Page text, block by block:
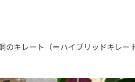
キレート（＝ハイブリッドキレー